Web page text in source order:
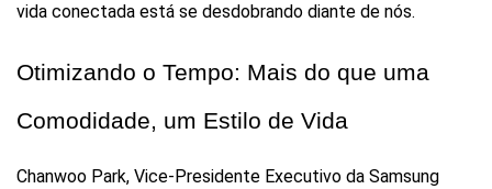
vida conectada está se desdobrando diante de nós.
Otimizando o Tempo: Mais do que uma
Comodidade, um Estilo de Vida
Chanwoo Park, Vice-Presidente Executivo da Samsung